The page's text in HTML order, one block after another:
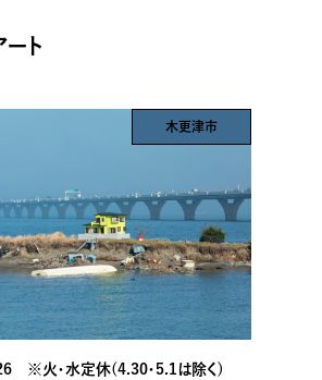
ト
木更津市
※火・水定休(4.30・5.1は除く)